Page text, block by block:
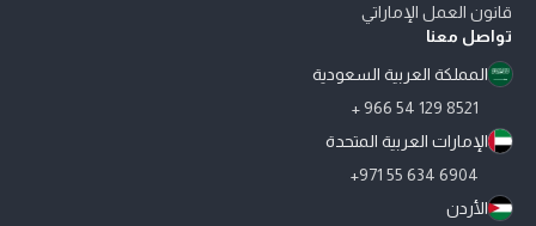
قانون العمل الإماراتي
تواصل معنا
المملكة العربية السعودية
8521 129 54 966 +
الإمارات العربية المتحدة
6904 634 55 971+
الأردن